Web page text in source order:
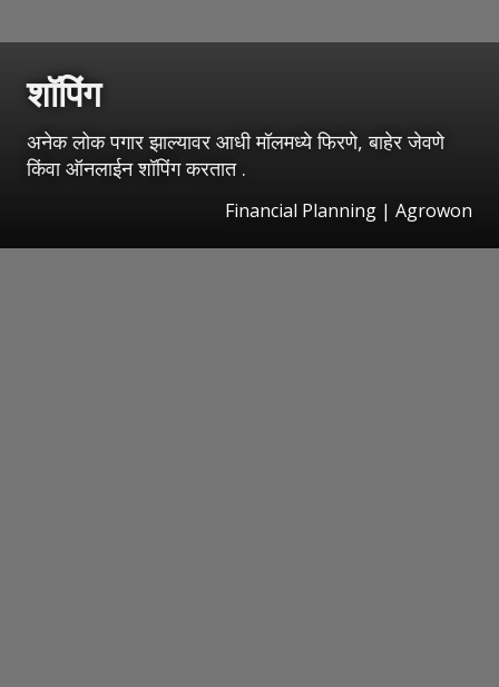
शॉपिंग
अनेक लोक पगार झाल्यावर आधी मॉलमध्ये फिरणे, बाहेर जेवणे
किंवा ऑनलाईन शॉपिंग करतात .
Financial Planning | Agrowon